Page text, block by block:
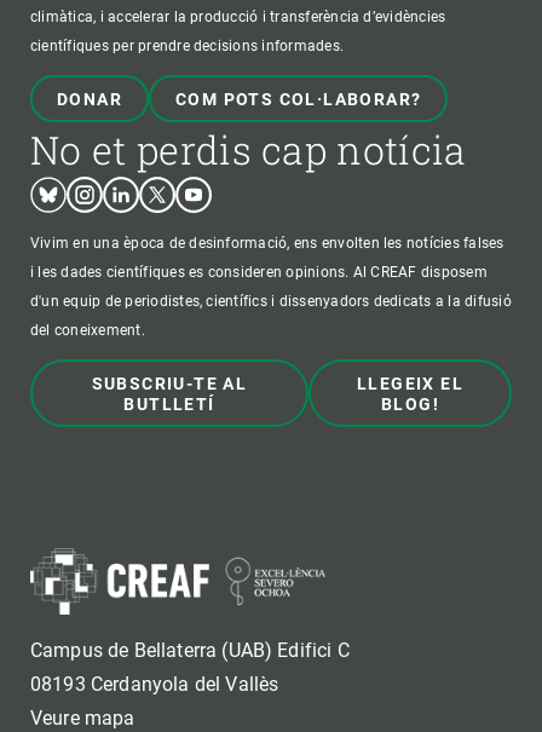
climàtica, i accelerar la producció i transferència d’evidències
científiques per prendre decisions informades.
DONAR COM POTS COL·LABORAR?
No et perdis cap notícia
BlueskyInstagram
LinkedinTwitterYoutube
Vivim en una època de desinformació, ens envolten les notícies falses
i les dades científiques es consideren opinions. Al CREAF disposem
d'un equip de periodistes, científics i dissenyadors dedicats a la difusió
del coneixement.
SUBSCRIU-TE AL
BUTLLETÍ
LLEGEIX EL
BLOG!
Campus de Bellaterra (UAB) Edifici C
08193 Cerdanyola del Vallès
Veure mapa